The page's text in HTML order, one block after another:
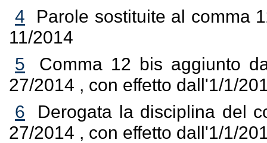
4
Parole sostituite al comma
11/2014
5
Comma 12 bis aggiunto
27/2014 , con effetto dall'1/1/
6
Derogata la disciplina del
27/2014 , con effetto dall'1/1/